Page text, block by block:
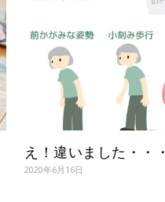
え！違いました・・・
2020年6月16日